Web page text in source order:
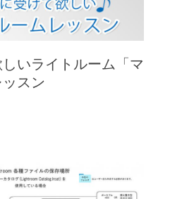
いライトルーム「マ
スン